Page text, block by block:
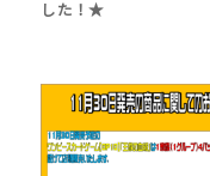
した！★